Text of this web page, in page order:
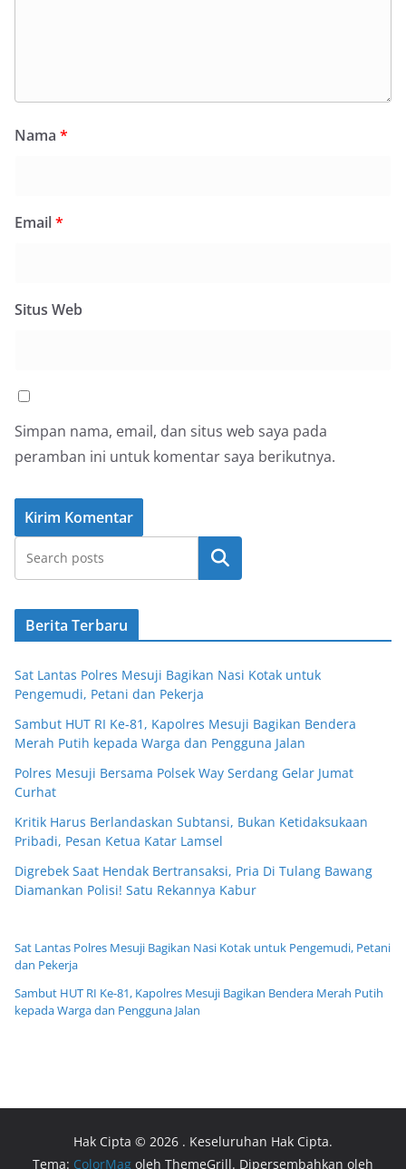
Nama *
Email*
Situs Web
Simpan nama, email, dan situs web saya pada
peramban ini untuk komentar saya berikutnya.
Cari
Berita Terbaru
Sat Lantas Polres Mesuji Bagikan Nasi Kotak untuk
Pengemudi, Petani dan Pekerja
Sambut HUT RI Ke-81, Kapolres Mesuji Bagikan Bendera
Merah Putih kepada Warga dan Pengguna Jalan
Polres Mesuji Bersama Polsek Way Serdang Gelar Jumat
Curhat
Kritik Harus Berlandaskan Subtansi, Bukan Ketidaksukaan
Pribadi, Pesan Ketua Katar Lamsel
Digrebek Saat Hendak Bertransaksi, Pria Di Tulang Bawang
Diamankan Polisi! Satu Rekannya Kabur
Sat Lantas Polres Mesuji Bagikan Nasi Kotak untuk Pengemudi, Petani
dan Pekerja
Sambut HUT RI Ke-81, Kapolres Mesuji Bagikan Bendera Merah Putih
kepada Warga dan Pengguna Jalan
Hak Cipta © 2026 . Keseluruhan Hak Cipta.
Tema: ColorMag oleh ThemeGrill. Dipersembahkan oleh